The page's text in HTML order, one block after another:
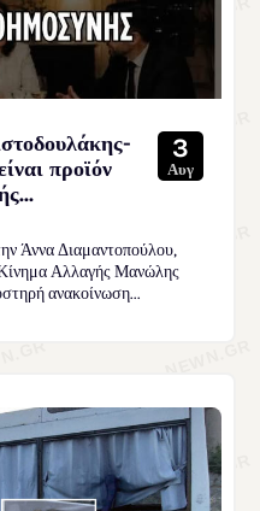
προϊόν
3
Αυγ
Άννα Διαμαντοπούλου,
Αλλαγής Μανώλης
ανακοίνωση...